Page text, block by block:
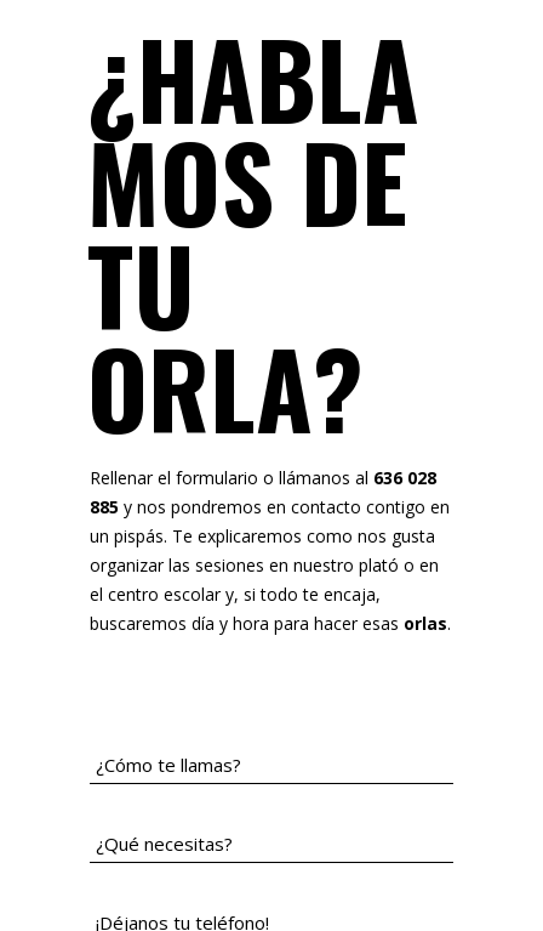
¿HABLA
MOS DE
TU
ORLA?
Rellenar el formulario o llámanos al 636 028
885 y nos pondremos en contacto contigo en
un pispás. Te explicaremos como nos gusta
organizar las sesiones en nuestro plató o en
el centro escolar y, si todo te encaja,
buscaremos día y hora para hacer esas orlas.